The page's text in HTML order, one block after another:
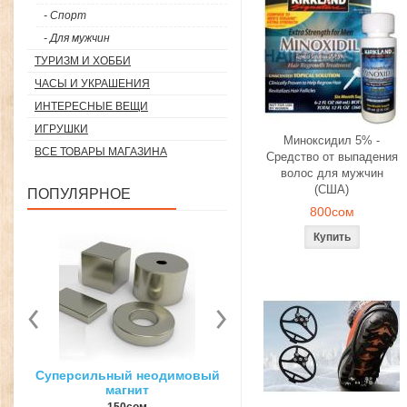
- Спорт
- Для мужчин
ТУРИЗМ И ХОББИ
ЧАСЫ И УКРАШЕНИЯ
ИНТЕРЕСНЫЕ ВЕЩИ
ИГРУШКИ
ВСЕ ТОВАРЫ МАГАЗИНА
ПОПУЛЯРНОЕ
3D ручка для объемного
рисования
Загуститель волос
27гр
Миноксидил 5% -
Средство от выпадения
волос для мужчин
(США)
800сом